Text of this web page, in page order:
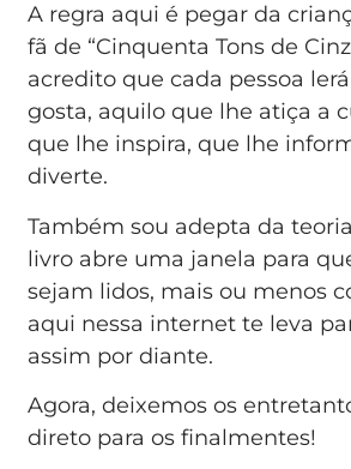
A regra aqui é pegar da
fã de “Cinquenta Tons de
acredito que cada pessoa
gosta, aquilo que lhe atiça a
que lhe inspira, que lhe
diverte.
Também sou adepta da
livro abre uma janela para
sejam lidos, mais ou menos
aqui nessa internet te leva
assim por diante.
Agora, deixemos os
direto para os finalmentes!